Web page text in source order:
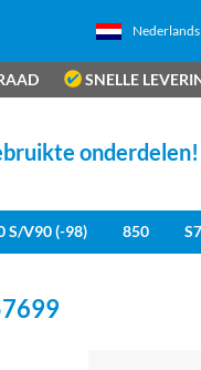
Nederlands
SNELLE
onderdelen!
S/V90 (-98) 850